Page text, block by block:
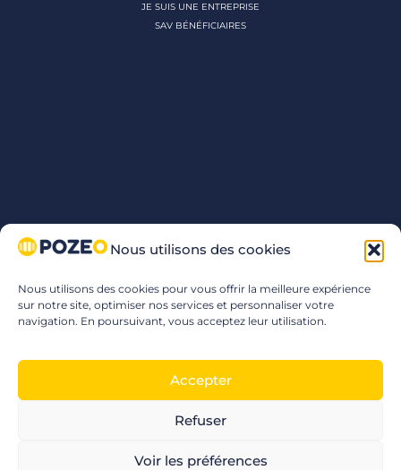
Nous utilisons des cookies
Nous utilisons des cookies pour vous offrir la meilleure expérience
sur notre site, optimiser nos services et personnaliser votre
navigation. En poursuivant, vous acceptez leur utilisation.
Accepter
Refuser
Voir les préférences
JE SUIS UNE ENTREPRISE
SAV BÉNÉFICIAIRES
CHÈQUES CADEAUX